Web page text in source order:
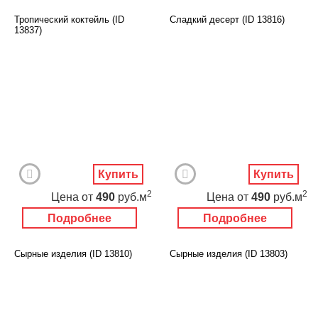
Тропический коктейль (ID
13837)
Подробнее
Цена от 490 руб.м2
Купить
Сладкий десерт (ID 13816)
Подробнее
Цена от 490 руб.м2
Купить
Сырные изделия (ID 13810) Сырные изделия (ID 13803)